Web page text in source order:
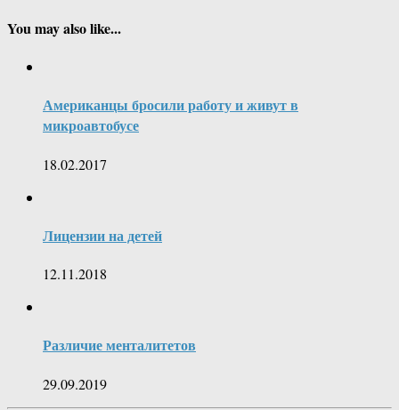
You may also like...
Американцы бросили работу и живут в
микроавтобусе
18.02.2017
Лицензии на детей
12.11.2018
Различие менталитетов
29.09.2019